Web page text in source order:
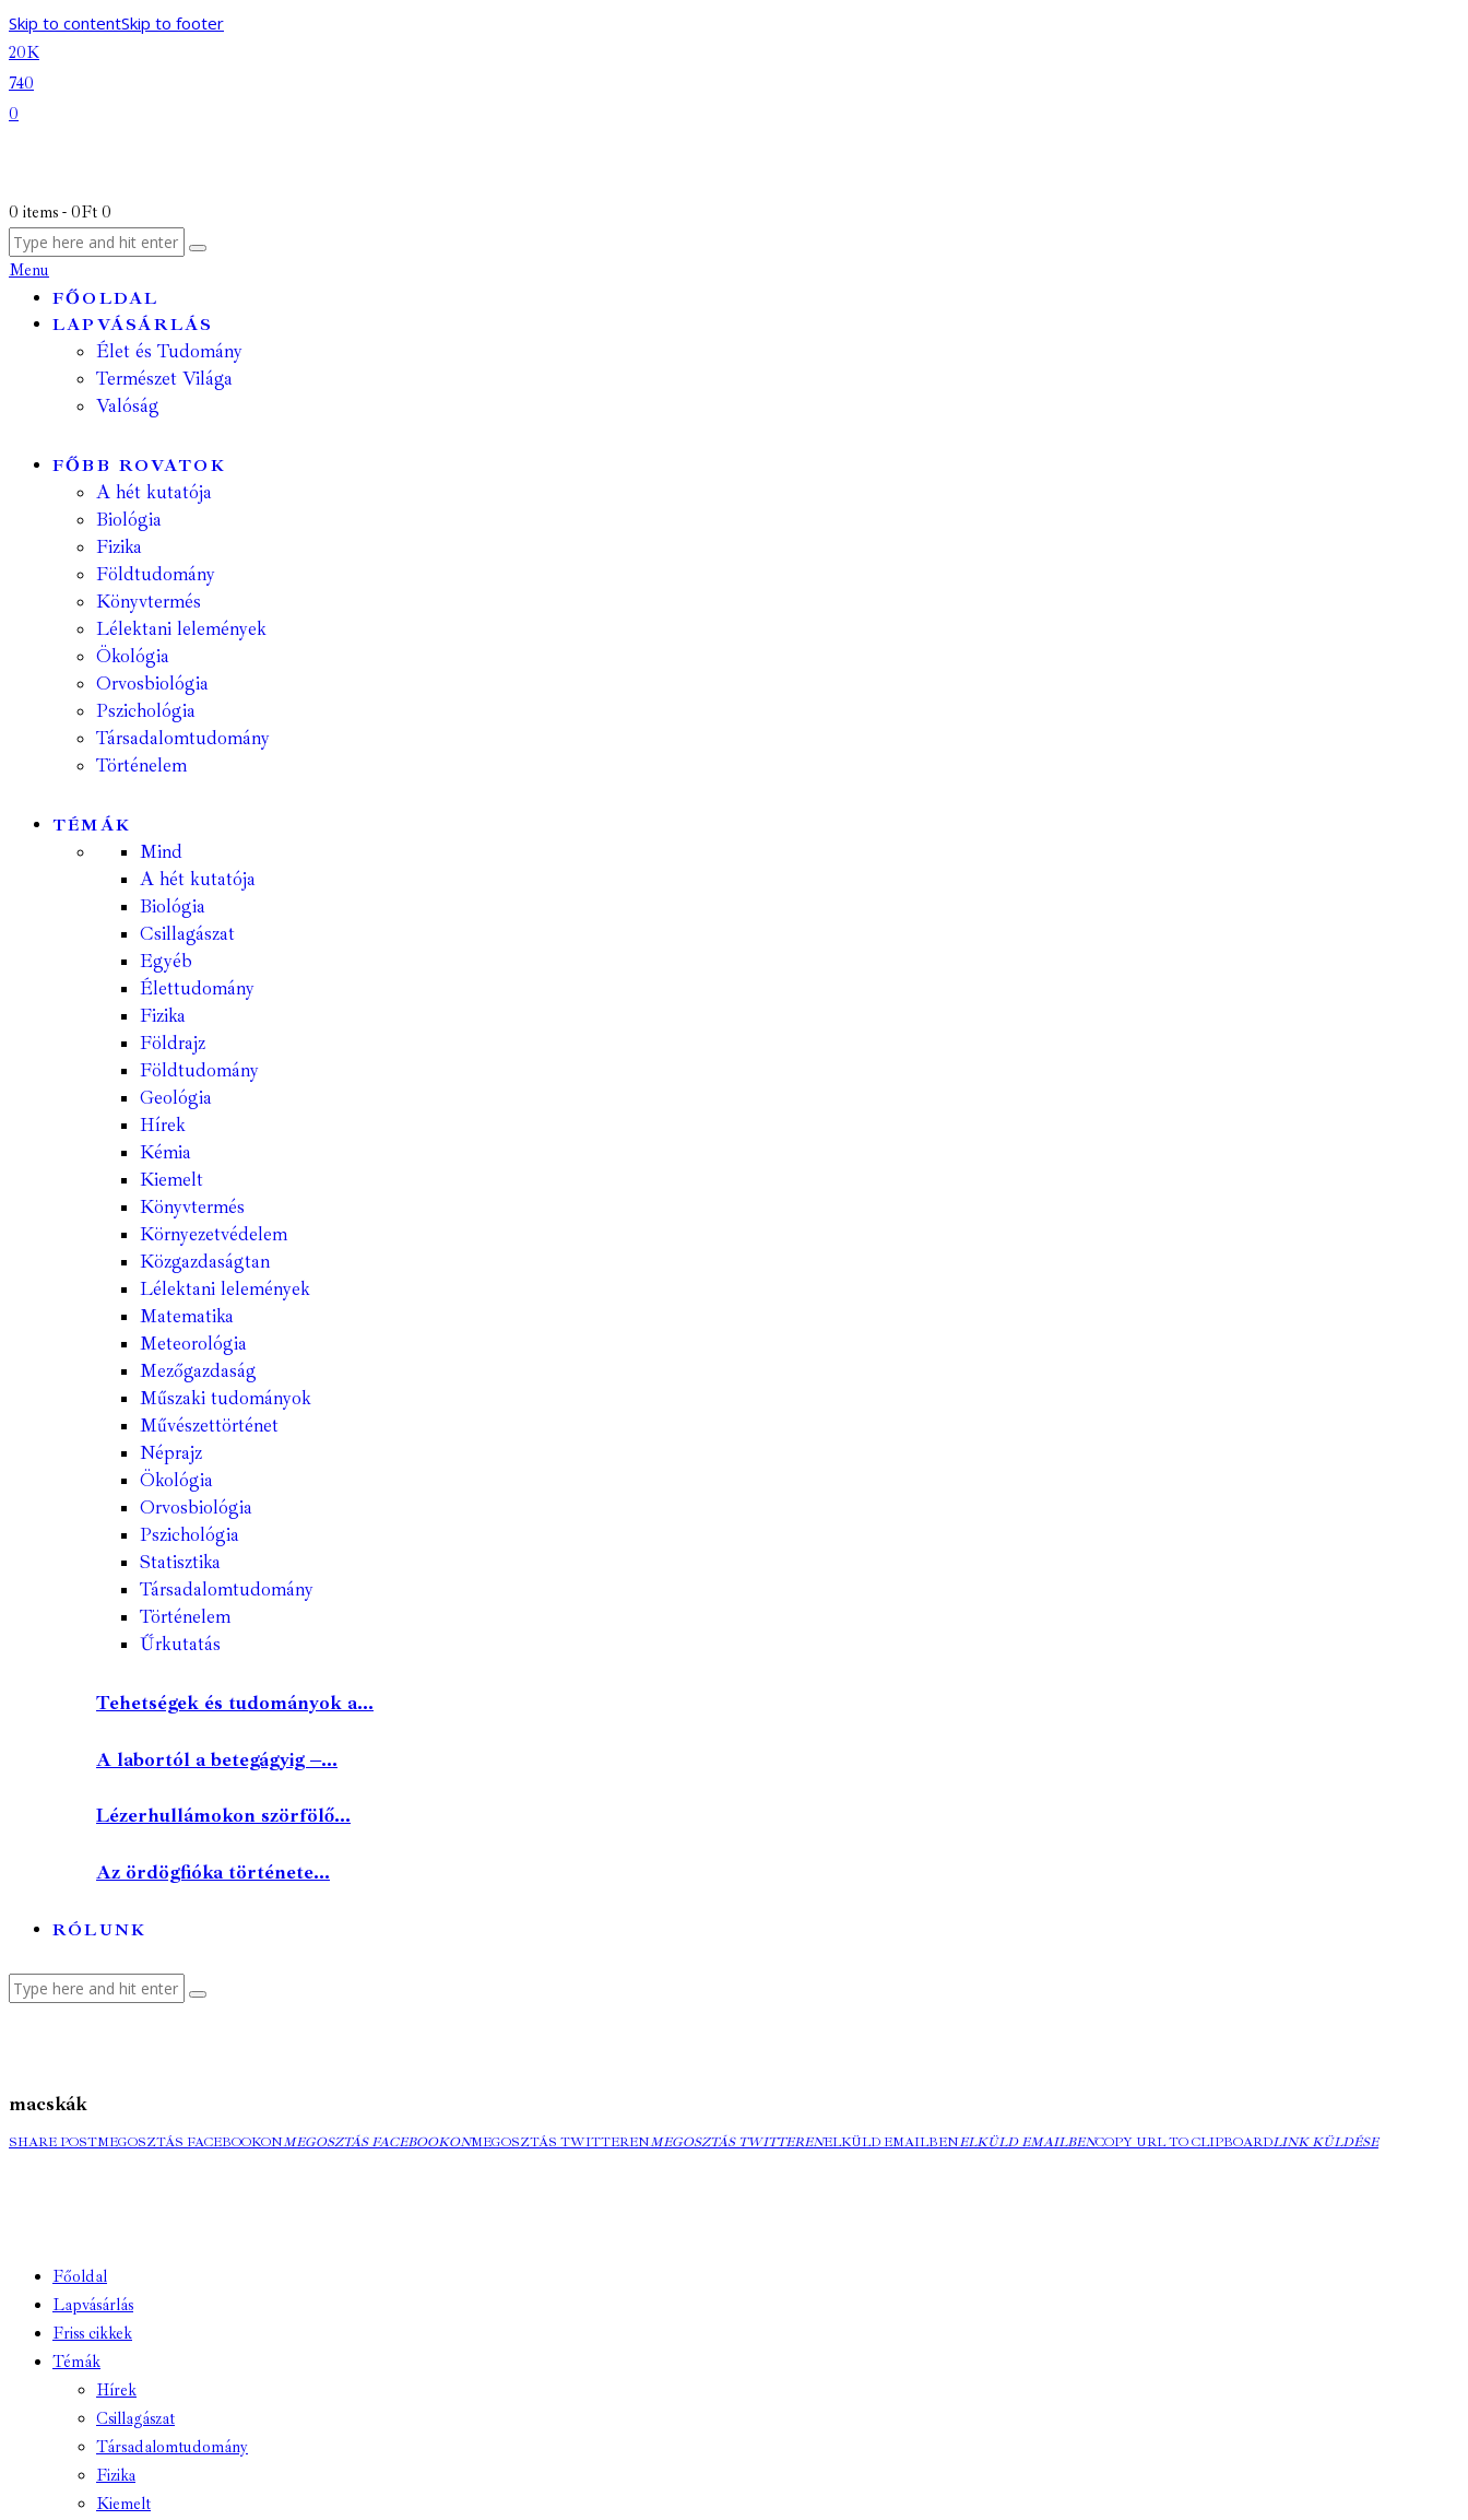
Skip to contentSkip to footer
20K
740
0
0 items - 0Ft 0
Menu
FŐOLDAL
LAPVÁSÁRLÁS
Élet és Tudomány
Természet Világa
Valóság
FŐBB ROVATOK
A hét kutatója
Biológia
Fizika
Földtudomány
Könyvtermés
Lélektani lelemények
Ökológia
Orvosbiológia
Pszichológia
Társadalomtudomány
Történelem
TÉMÁK
Mind
A hét kutatója
Biológia
Csillagászat
Egyéb
Élettudomány
Fizika
Földrajz
Földtudomány
Geológia
Hírek
Kémia
Kiemelt
Könyvtermés
Környezetvédelem
Közgazdaságtan
Lélektani lelemények
Matematika
Meteorológia
Mezőgazdaság
Műszaki tudományok
Művészettörténet
Néprajz
Ökológia
Orvosbiológia
Pszichológia
Statisztika
Társadalomtudomány
Történelem
Űrkutatás
Tehetségek és tudományok a...
A labortól a betegágyig –...
Lézerhullámokon szörfölő...
Az ördögfióka története...
RÓLUNK
macskák
SHARE POSTMEGOSZTÁS FACEBOOKONMEGOSZTÁS FACEBOOKONMEGOSZTÁS TWITTERENMEGOSZTÁS TWITTERENELKÜLD EMAILBENELKÜLD EMAILBENCOPY URL TO CLIPBOARDLINK KÜLDÉSE
Főoldal
Lapvásárlás
Friss cikkek
Témák
Hírek
Csillagászat
Társadalomtudomány
Fizika
Kiemelt